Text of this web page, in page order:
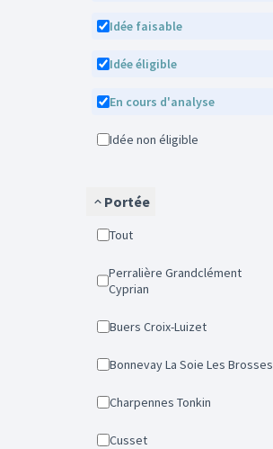
Idée faisable
Idée éligible
En cours d'analyse
Idée non éligible
Portée
Tout
Perralière Grandclément
Cyprian
Buers Croix-Luizet
Bonnevay La Soie Les Brosses
Charpennes Tonkin
Cusset